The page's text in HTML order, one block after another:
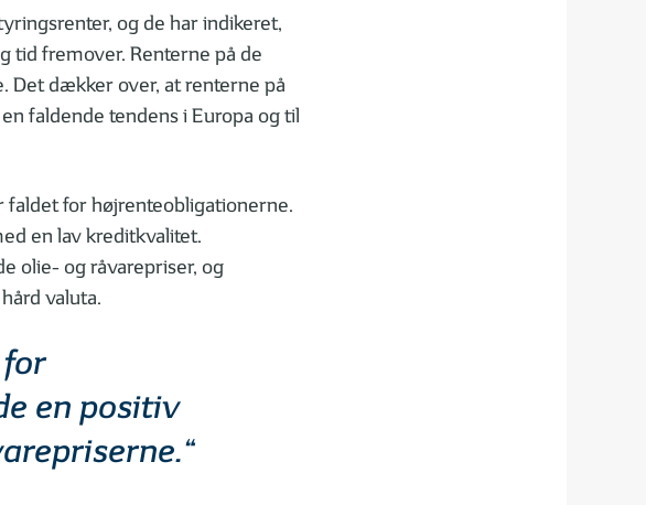
og de har indikeret,
tid fremover. Renterne på de
Det dækker over, at renterne på
faldende tendens i Europa og til
for højrenteobligationerne.
en lav kreditkvalitet.
olie- og råvarepriser, og
valuta.
en positiv